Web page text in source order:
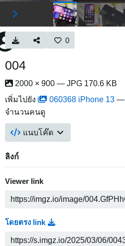
0
004
2000 × 900 — JPG 170.6 KB
เพิ่มไปยัง
060368 iPhone 13 —
จำนวนคนดู
แนบโค๊ด
ลิงก์
Viewer link
โดยตรง link